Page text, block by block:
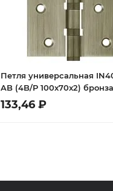
Петля универсальная
AB (4B/P 100x70x2)
133,46 ₽